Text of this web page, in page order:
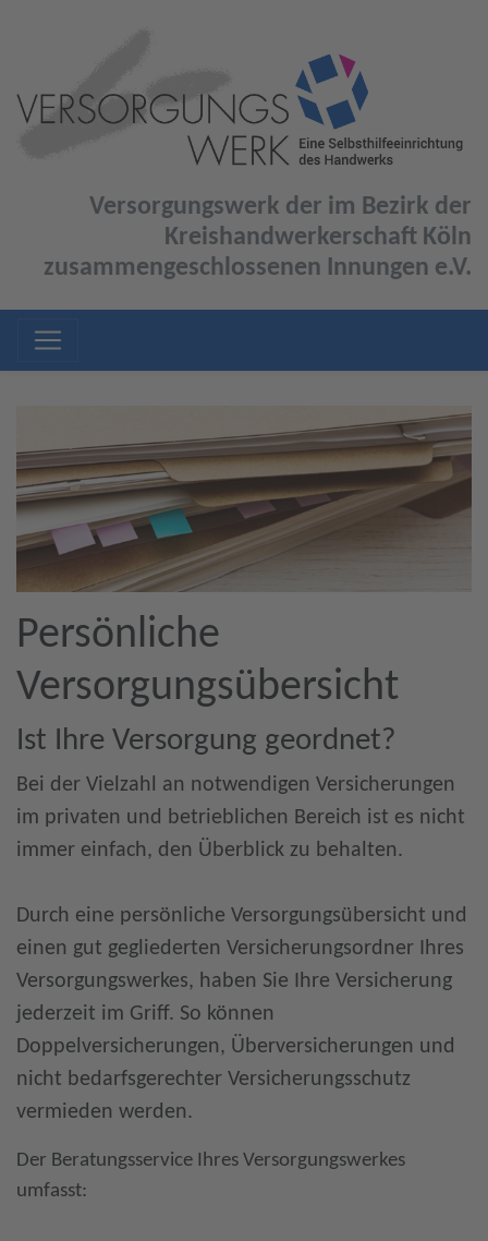
Versorgungswerk der im Bezirk der
Kreishandwerkerschaft Köln
zusammengeschlossenen Innungen e.V.
Persönliche
Versorgungsübersicht
Ist Ihre Versorgung geordnet?
Bei der Vielzahl an notwendigen Versicherungen
im privaten und betrieblichen Bereich ist es nicht
immer einfach, den Überblick zu behalten.
Durch eine persönliche Versorgungsübersicht und
einen gut gegliederten Versicherungsordner Ihres
Versorgungswerkes, haben Sie Ihre Versicherung
jederzeit im Griff. So können
Doppelversicherungen, Überversicherungen und
nicht bedarfsgerechter Versicherungsschutz
vermieden werden.
Der Beratungsservice Ihres Versorgungswerkes
umfasst: